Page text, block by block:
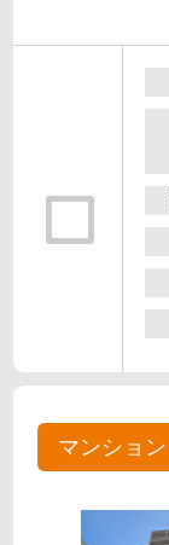
マンション